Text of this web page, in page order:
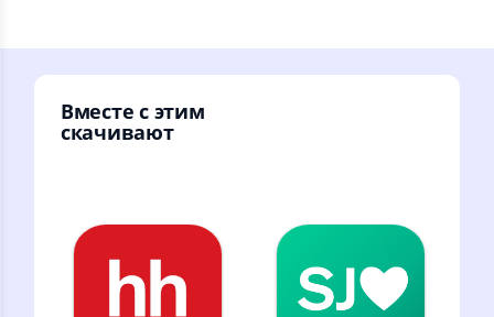
Вместе с этим
скачивают